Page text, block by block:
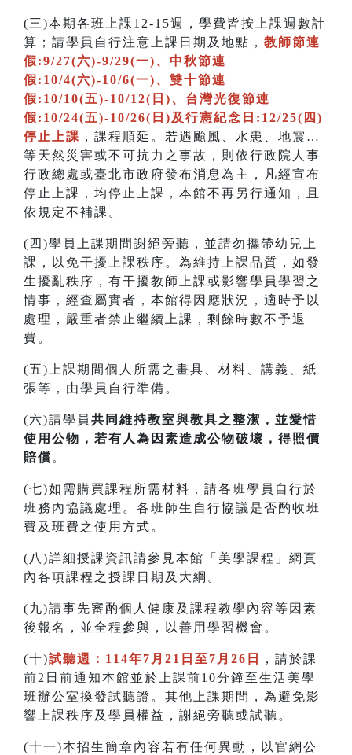
(三)本期各班上課12-15週，學費皆按上課週數計
算；請學員自行注意上課日期及地點， 教師節連
假:9/27(六)-9/29(一)、中秋節連
假:10/4(六)-10/6(一)、雙十節連
假:10/10(五)-10/12(日)、台灣光復節連
假:10/24(五)-10/26(日)及行憲紀念日:12/25(四)
停止上課 ，課程順延。若遇颱風、水患、地震…
等天然災害或不可抗力之事故，則依行政院人事
行政總處或臺北市政府發布消息為主，凡經宣布
停止上課，均停止上課，本館不再另行通知，且
依規定不補課。
(四)學員上課期間謝絕旁聽，並請勿攜帶幼兒上
課，以免干擾上課秩序。為維持上課品質，如發
生擾亂秩序，有干擾教師上課或影響學員學習之
情事，經查屬實者，本館得因應狀況，適時予以
處理，嚴重者禁止繼續上課，剩餘時數不予退
費。
(五)上課期間個人所需之畫具、材料、講義、紙
張等，由學員自行準備。
(六)請學員 共同維持教室與教具之整潔，並愛惜
使用公物，若有人為因素造成公物破壞，得照價
賠償 。
(七)如需購買課程所需材料，請各班學員自行於
班務內協議處理。各班師生自行協議是否酌收班
費及班費之使用方式。
(八)詳細授課資訊請參見本館「美學課程」網頁
內各項課程之授課日期及大綱。
(九)請事先審酌個人健康及課程教學內容等因素
後報名，並全程參與，以善用學習機會。
(十)試聽週：114年7月21日至7月26日
，請於課
前2日前通知本館並於上課前10分鐘至生活美學
班辦公室換發試聽證。其他上課期間，為避免影
響上課秩序及學員權益，謝絕旁聽或試聽。
(十一)本招生簡章內容若有任何異動，以官網公